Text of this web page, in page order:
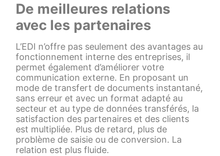
De meilleures relations
avec les partenaires
L’EDI n’offre pas seulement des avantages au
fonctionnement interne des entreprises, il
permet également d’améliorer votre
communication externe. En proposant un
mode de transfert de documents instantané,
sans erreur et avec un format adapté au
secteur et au type de données transférés, la
satisfaction des partenaires et des clients
est multipliée. Plus de retard, plus de
problème de saisie ou de conversion. La
relation est plus fluide.